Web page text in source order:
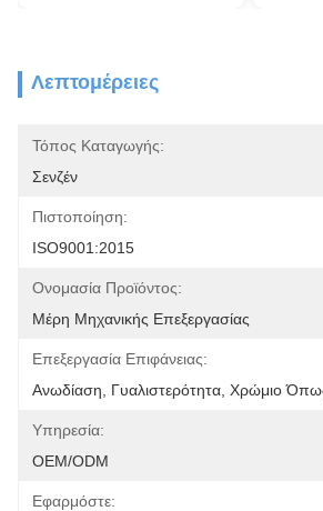
Λεπτομέρειες
Τόπος Καταγωγής:
Σενζέν
Πιστοποίηση:
ISO9001:2015
Ονομασία Προϊόντος:
Μέρη Μηχανικής Επεξεργασίας
Επεξεργασία Επιφάνειας:
Ανωδίαση, Γυαλιστερότητα, Χρώμιο Όπως
Υπηρεσία:
OEM/ODM
Εφαρμόστε: